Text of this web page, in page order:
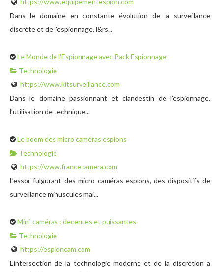
https://www.equipementespion.com
Dans le domaine en constante évolution de la surveillance
discrète et de l’espionnage, l&rs...
Le Monde de l'Espionnage avec Pack Espionnage
Technologie
https://www.kitsurveillance.com
Dans le domaine passionnant et clandestin de l’espionnage,
l’utilisation de technique...
Le boom des micro caméras espions
Technologie
https://www.francecamera.com
L’essor fulgurant des micro caméras espions, des dispositifs de
surveillance minuscules mai...
Mini-caméras : decentes et puissantes
Technologie
https://espioncam.com
L’intersection de la technologie moderne et de la discrétion a